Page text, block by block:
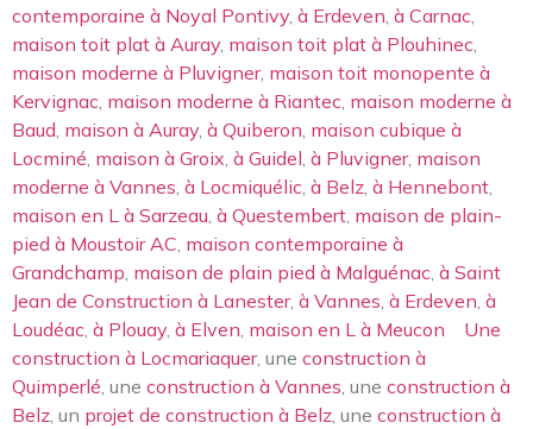
contemporaine à Noyal Pontivy à Erdeven à Carnac
maison toit plat à Auray maison toit plat à Plouhinec
maison moderne à Pluvigner, maison toit monopente à
Kervignac maison moderne à Riantec maison moderne à
Baud maison à Auray à Quiberon maison cubique à
Locminé maison à Groix à Guidel à Pluvigner, maison
moderne à Vannes à Locmiquélic à Belz à Hennebont
maison en L à Sarzeau à Questembert maison de plain-
pied à Moustoir AC maison contemporaine à
Grandchamp maison de plain pied à Malguénac à Saint
Jean de Construction à Lanester, à Vannes à Erdeven à
Loudéac à Plouay à Elven maison en L à Meucon
Une
construction à Locmariaquer, une construction à
Quimperlé , une construction à Vannes , une construction à
Belz , un projet de construction à Belz , une construction à